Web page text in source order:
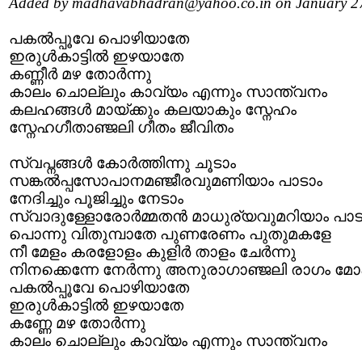
പകല്‍പ്പൂവേ പൊഴിയാതേ
ഇരുള്‍കാട്ടില്‍ ഇഴയാതേ
കണ്ണീര്‍ മഴ തോര്‍ന്നു
കാലം ചൊല്ലും കാവ്യം എന്നും സാന്ത്വനം
കലഹങ്ങള്‍ മായ്ക്കും കലയാകും സ്നേഹം
സ്നേഹഗീതാഞ്ജലി ഗീതം ജീവിതം
സ്വപ്നങ്ങള്‍ കോര്‍ത്തിന്നു ചൂടാം
സങ്കല്‍പ്പസോപാനമഞ്ജീരവുമണിയാം പാടാം
നേദിച്ചും പൂജിച്ചും നേടാം
സ്വാദുള്ളോരോര്‍മ്മതന്‍ മാധുര്യവുമറിയാം
പൊന്നു വിതുമ്പാതേ പുണരേണം പുതുമകളേ
നീ മേളം കരളോളം കുളിര്‍ താളം ചേര്‍ന്നു
നിനക്കെന്നേ നേര്‍ന്നു അനുരാഗാഞ്ജലി രാഗം
പകല്‍പ്പൂവേ പൊഴിയാതേ
ഇരുള്‍കാട്ടില്‍ ഇഴയാതേ
കണ്ണേ മഴ തോര്‍ന്നു
കാലം ചൊല്ലും കാവ്യം എന്നും സാന്ത്വനം